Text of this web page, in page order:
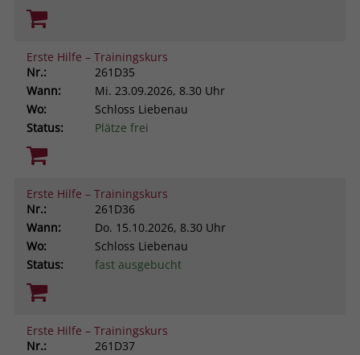
Erste Hilfe – Trainingskurs
Nr.:
261D35
Wann:
Mi. 23.09.2026, 8.30 Uhr
Wo:
Schloss Liebenau
Status:
Plätze frei
Erste Hilfe – Trainingskurs
Nr.:
261D36
Wann:
Do. 15.10.2026, 8.30 Uhr
Wo:
Schloss Liebenau
Status:
fast ausgebucht
Erste Hilfe – Trainingskurs
Nr.:
261D37